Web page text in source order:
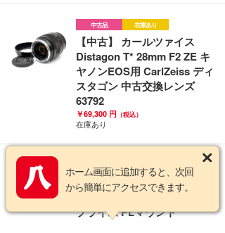
中古品 在庫あり
【中古】 カールツァイス
Distagon T* 28mm F2 ZE キ
ヤノンEOS用 CarlZeiss ディ
スタゴン 中古交換レンズ
63792
￥69,300 円 （税込）
在庫あり
中古品 在庫あり
【中古】ツァイス Planar T*
50mm T1.5 CP.2 コンパクト
プライム PLマウント
ホーム画面に追加すると、次回
から簡単にアクセスできます。